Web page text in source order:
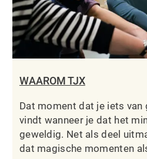
WAAROM TJX
Dat moment dat je iets van
vindt wanneer je dat het
geweldig. Net als deel
dat magische momenten